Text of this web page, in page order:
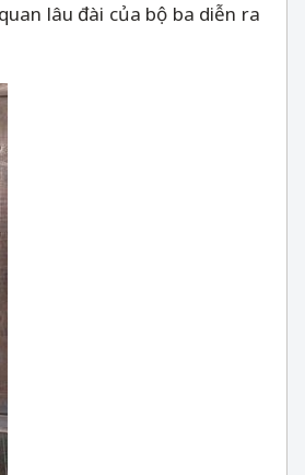
lâu đài của bộ ba diễn ra